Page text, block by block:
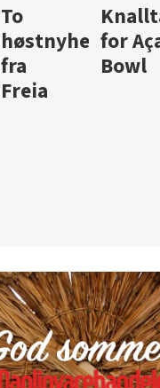
Aass vil
bli
førstevalg
i lite-
Brus
jus fra